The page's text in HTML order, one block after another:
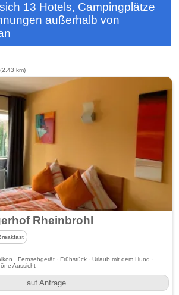
13 Hotels, Campingplätze
außerhalb von
km)
Rheinbrohl
· Fernsehgerät · Frühstück · Urlaub mit dem Hund ·
Aussicht
auf Anfrage